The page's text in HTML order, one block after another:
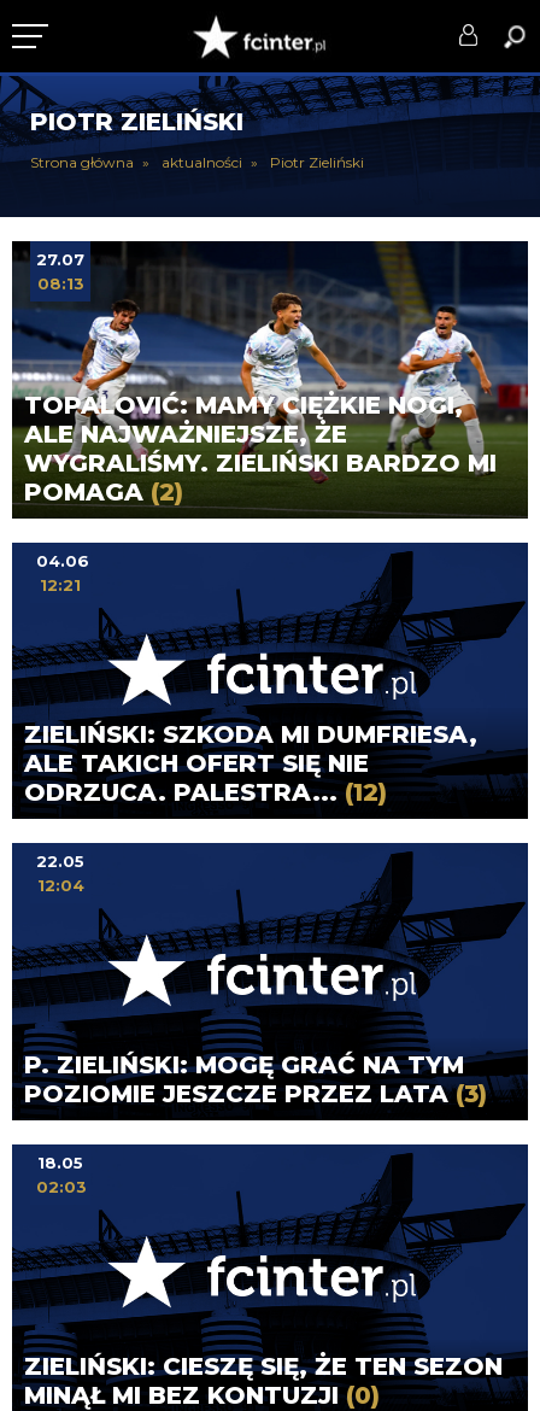
KLUB
DRUŻYNA
PUCHARY
DLA TIFOSICH
SERWIS
PIOTR ZIELIŃSKI
Strona główna aktualności Piotr Zieliński
TOPALOVIĆ: MAMY CIĘŻKIE NOGI,
ALE NAJWAŻNIEJSZE, ŻE
WYGRALIŚMY. ZIELIŃSKI BARDZO MI
POMAGA (2)
27.07
08:13
ZIELIŃSKI: SZKODA MI DUMFRIESA,
ALE TAKICH OFERT SIĘ NIE
ODRZUCA. PALESTRA... (12)
04.06
12:21
P. ZIELIŃSKI: MOGĘ GRAĆ NA TYM
POZIOMIE JESZCZE PRZEZ LATA(3)
22.05
12:04
ZIELIŃSKI: CIESZĘ SIĘ, ŻE TEN SEZON
MINĄŁ MI BEZ KONTUZJI(0)
18.05
02:03